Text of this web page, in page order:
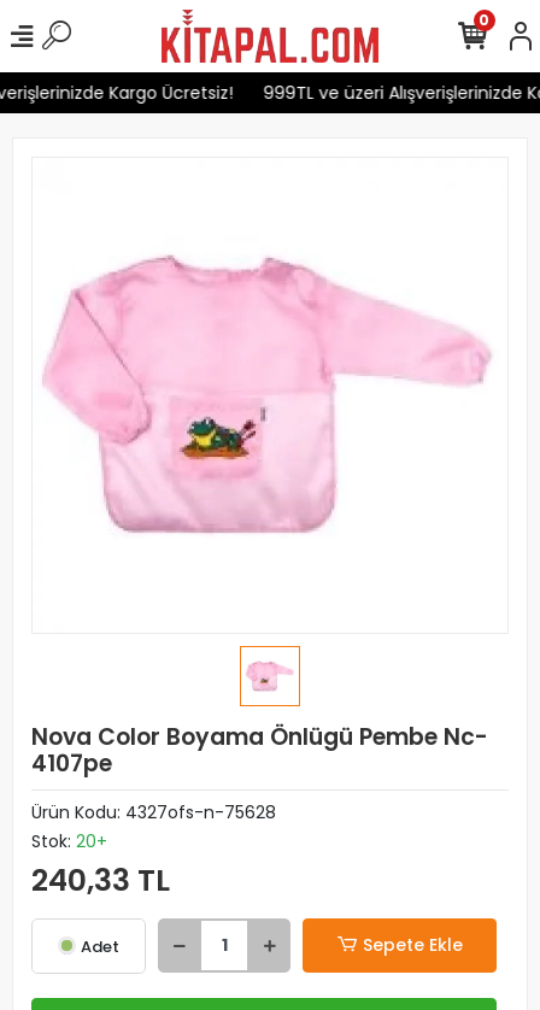
Kargo Ücretsiz! 999TL ve üzeri Alışverişlerinizde
0
Nova Color Boyama Önlügü Pembe Nc-
4107pe
Ürün Kodu: 4327ofs-n-75628
Stok: 20+
240,33 TL
Adet Sepete Ekle